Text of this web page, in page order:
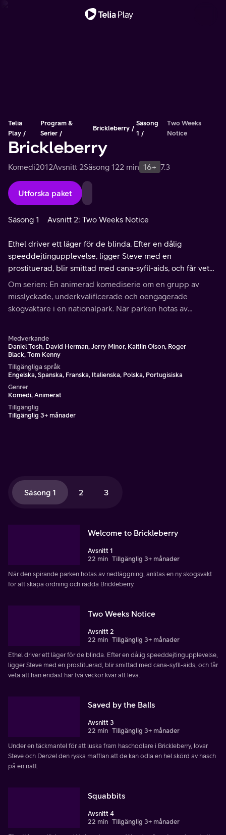
Telia
Play
Program &
Serier
Brickleberry
Säsong
1
Two Weeks
Notice
Brickleberry
Komedi2012Avsnitt 2Säsong 122 min 16+ 7.3
Utforska paket
Säsong 1 Avsnitt 2: Two Weeks Notice
Ethel driver ett läger för de blinda. Efter en dålig
speeddejtingupplevelse, ligger Steve med en
prostituerad, blir smittad med cana-syfil-aids, och får veta
att han endast har två veckor kvar att leva.
Om serien: En animerad komediserie om en grupp av
misslyckade, underkvalificerade och oengagerade
skogvaktare i en nationalpark. När parken hotas av
Medverkande
Daniel Tosh, David Herman, Jerry Minor, Kaitlin Olson, Roger
Black, Tom Kenny
Tillgängliga språk
Engelska, Spanska, Franska, Italienska, Polska, Portugisiska
Genrer
Komedi, Animerat
Tillgänglig
Tillgänglig 3+ månader
Säsong 1 2 3
Welcome to Brickleberry
Avsnitt 1
22 min Tillgänglig 3+ månader
När den spirande parken hotas av nedläggning, anlitas en ny skogsvakt
för att skapa ordning och rädda Brickleberry.
Two Weeks Notice
Avsnitt 2
22 min Tillgänglig 3+ månader
Ethel driver ett läger för de blinda. Efter en dålig speeddejtingupplevelse,
ligger Steve med en prostituerad, blir smittad med cana-syfil-aids, och får
veta att han endast har två veckor kvar att leva.
Saved by the Balls
Avsnitt 3
22 min Tillgänglig 3+ månader
Under en täckmantel för att luska fram haschodlare i Brickleberry, lovar
Steve och Denzel den ryska maffian att de kan odla en hel skörd av hasch
på en natt.
Squabbits
Avsnitt 4
22 min Tillgänglig 3+ månader